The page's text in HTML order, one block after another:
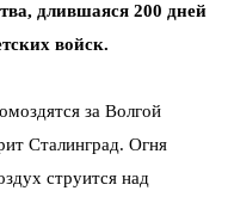
длившаяся 200 дней
войск.
за Волгой
Сталинград. Огня
струится над